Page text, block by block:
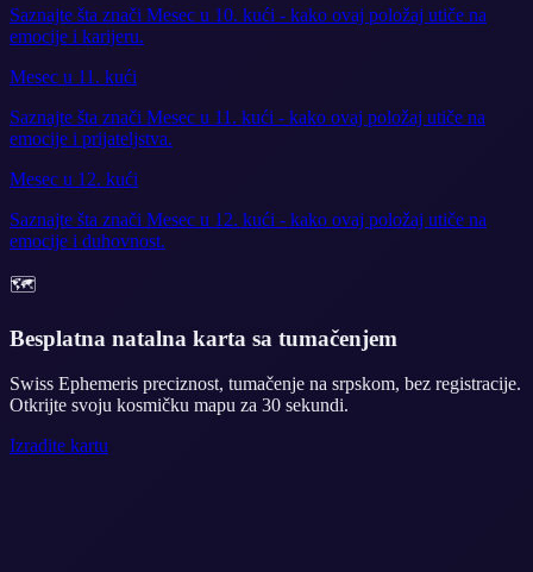
Saznajte šta znači Mesec u 10. kući - kako ovaj položaj utiče na
emocije i karijeru.
Mesec u 11. kući
Saznajte šta znači Mesec u 11. kući - kako ovaj položaj utiče na
emocije i prijateljstva.
Mesec u 12. kući
Saznajte šta znači Mesec u 12. kući - kako ovaj položaj utiče na
emocije i duhovnost.
🗺️
Besplatna natalna karta sa tumačenjem
Swiss Ephemeris preciznost, tumačenje na srpskom, bez registracije.
Otkrijte svoju kosmičku mapu za 30 sekundi.
Izradite kartu